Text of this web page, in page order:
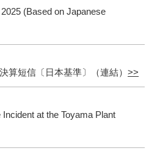
(Based on Japanese
算短信〔日本基準〕（連結）
at the Toyama Plant